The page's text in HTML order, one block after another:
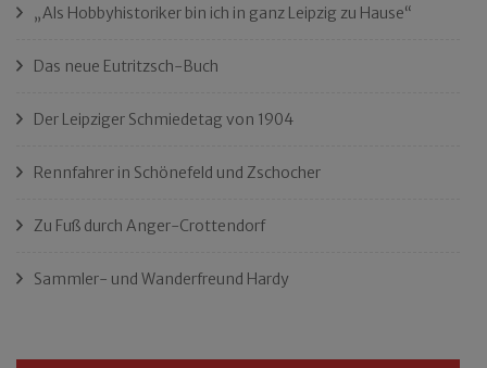
„Als Hobbyhistoriker bin ich in ganz Leipzig zu Hause“
Das neue Eutritzsch-Buch
Der Leipziger Schmiedetag von 1904
Rennfahrer in Schönefeld und Zschocher
Zu Fuß durch Anger-Crottendorf
Sammler- und Wanderfreund Hardy